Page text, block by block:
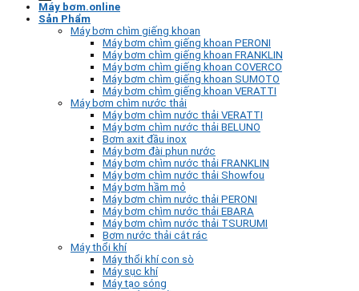
Máy bơm.online
Sản Phẩm
Máy bơm chìm giếng khoan
Máy bơm chìm giếng khoan PERONI
Máy bơm chìm giếng khoan FRANKLIN
Máy bơm chìm giếng khoan COVERCO
Máy bơm chìm giếng khoan SUMOTO
Máy bơm chìm giếng khoan VERATTI
Máy bơm chìm nước thải
Máy bơm chìm nước thải VERATTI
Máy bơm chìm nước thải BELUNO
Bơm axit đầu inox
Máy bơm đài phun nước
Máy bơm chìm nước thải FRANKLIN
Máy bơm chìm nước thải Showfou
Máy bơm hầm mỏ
Máy bơm chìm nước thải PERONI
Máy bơm chìm nước thải EBARA
Máy bơm chìm nước thải TSURUMI
Bơm nước thải cắt rác
Máy thổi khí
Máy thổi khí con sò
Máy sục khí
Máy tạo sóng